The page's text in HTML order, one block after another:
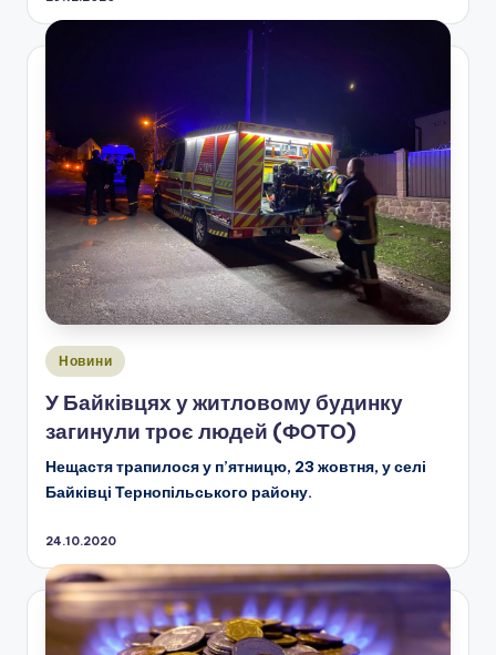
Опубліковано
Новини
У Байківцях у житловому будинку
загинули троє людей (ФОТО)
Нещастя трапилося у п’ятницю, 23 жовтня, у селі
Байківці Тернопільського району.
24.10.2020